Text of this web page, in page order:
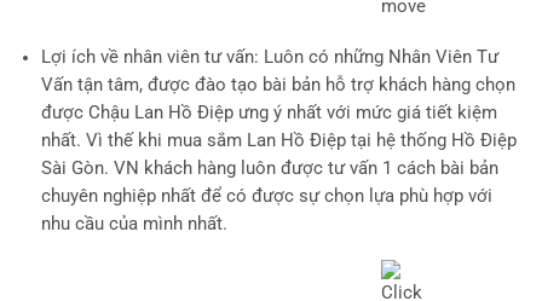
Lợi ích về nhân viên tư vấn: Luôn có những Nhân Viên Tư
Vấn tận tâm, được đào tạo bài bản hỗ trợ khách hàng chọn
được Chậu Lan Hồ Điệp ưng ý nhất với mức giá tiết kiệm
nhất. Vì thế khi mua sắm Lan Hồ Điệp tại hệ thống Hồ Điệp
Sài Gòn. VN khách hàng luôn được tư vấn 1 cách bài bản
chuyên nghiệp nhất để có được sự chọn lựa phù hợp với
nhu cầu của mình nhất.